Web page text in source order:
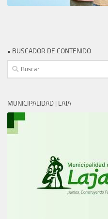
• BUSCADOR DE CONTENIDO
Buscar:
MUNICIPALIDAD | LAJA